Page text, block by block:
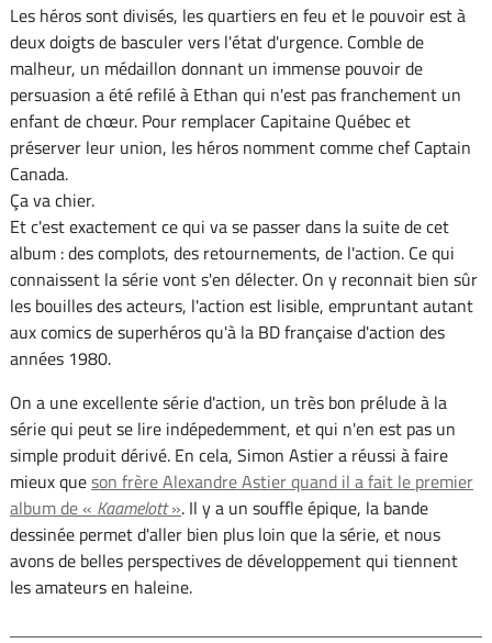
Les héros sont divisés, les quartiers en feu et le pouvoir est à
deux doigts de basculer vers l'état d'urgence. Comble de
malheur, un médaillon donnant un immense pouvoir de
persuasion a été refilé à Ethan qui n'est pas franchement un
enfant de chœur. Pour remplacer Capitaine Québec et
préserver leur union, les héros nomment comme chef Captain
Canada.
Ça va chier.
Et c'est exactement ce qui va se passer dans la suite de cet
album : des complots, des retournements, de l'action. Ce qui
connaissent la série vont s'en délecter. On y reconnait bien sûr
les bouilles des acteurs, l'action est lisible, empruntant autant
aux comics de superhéros qu'à la BD française d'action des
années 1980.
On a une excellente série d'action, un très bon prélude à la
série qui peut se lire indépedemment, et qui n'en est pas un
simple produit dérivé. En cela, Simon Astier a réussi à faire
mieux queson frère Alexandre Astier quand il a fait le premier
album de « Kaamelott». Il y a un souffle épique, la bande
dessinée permet d'aller bien plus loin que la série, et nous
avons de belles perspectives de développement qui tiennent
les amateurs en haleine.